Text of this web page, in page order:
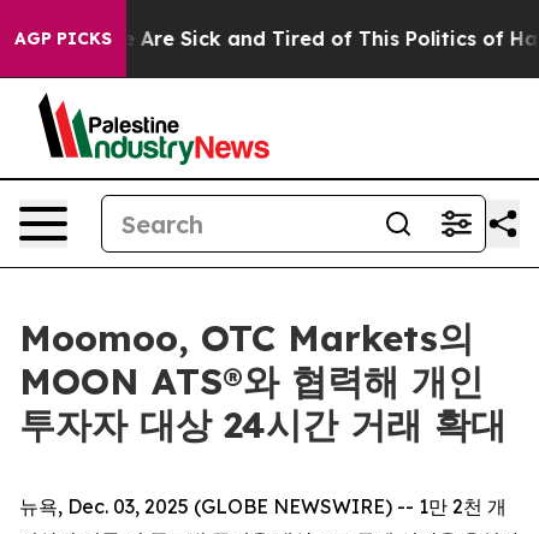
AGP PICKSAre Sick and Tired of This Politics of Hatred”
Moomoo, OTC Markets의
MOON ATS®와 협력해 개인
투자자 대상 24시간 거래 확대
뉴욕, Dec. 03, 2025 (GLOBE NEWSWIRE) -- 1만 2천 개